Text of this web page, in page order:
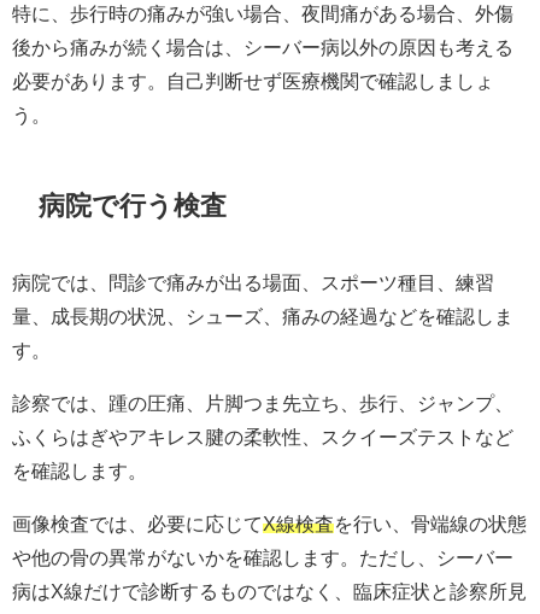
特に、歩行時の痛みが強い場合、夜間痛がある場合、外傷
後から痛みが続く場合は、シーバー病以外の原因も考える
必要があります。自己判断せず医療機関で確認しましょ
う。
病院で行う検査
病院では、問診で痛みが出る場面、スポーツ種目、練習
量、成長期の状況、シューズ、痛みの経過などを確認しま
す。
診察では、踵の圧痛、片脚つま先立ち、歩行、ジャンプ、
ふくらはぎやアキレス腱の柔軟性、スクイーズテストなど
を確認します。
画像検査では、必要に応じてX線検査を行い、骨端線の状態
や他の骨の異常がないかを確認します。ただし、シーバー
病はX線だけで診断するものではなく、臨床症状と診察所見